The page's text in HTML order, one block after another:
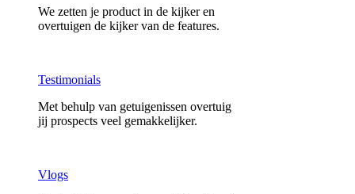
We zetten je product in de kijker en
overtuigen de kijker van de features.
Testimonials
Met behulp van getuigenissen overtuig
jij prospects veel gemakkelijker.
Vlogs